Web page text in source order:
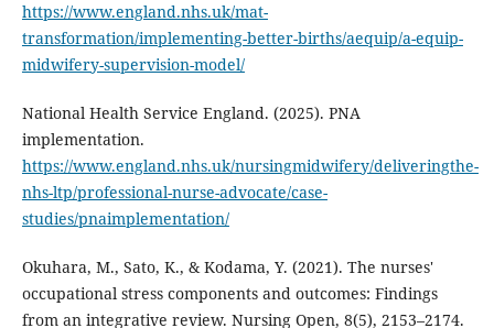
https://www.england.nhs.uk/mat-
transformation/implementing-better-births/aequip/a-equip-
midwifery-supervision-model/
National Health Service England. (2025). PNA
implementation.
https://www.england.nhs.uk/nursingmidwifery/deliveringthe-
nhs-ltp/professional-nurse-advocate/case-
studies/pnaimplementation/
Okuhara, M., Sato, K., & Kodama, Y. (2021). The nurses'
occupational stress components and outcomes: Findings
from an integrative review. Nursing Open, 8(5), 2153–2174.